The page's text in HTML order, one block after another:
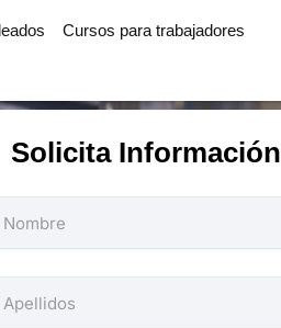
Cursos para trabajadores
Solicita Información